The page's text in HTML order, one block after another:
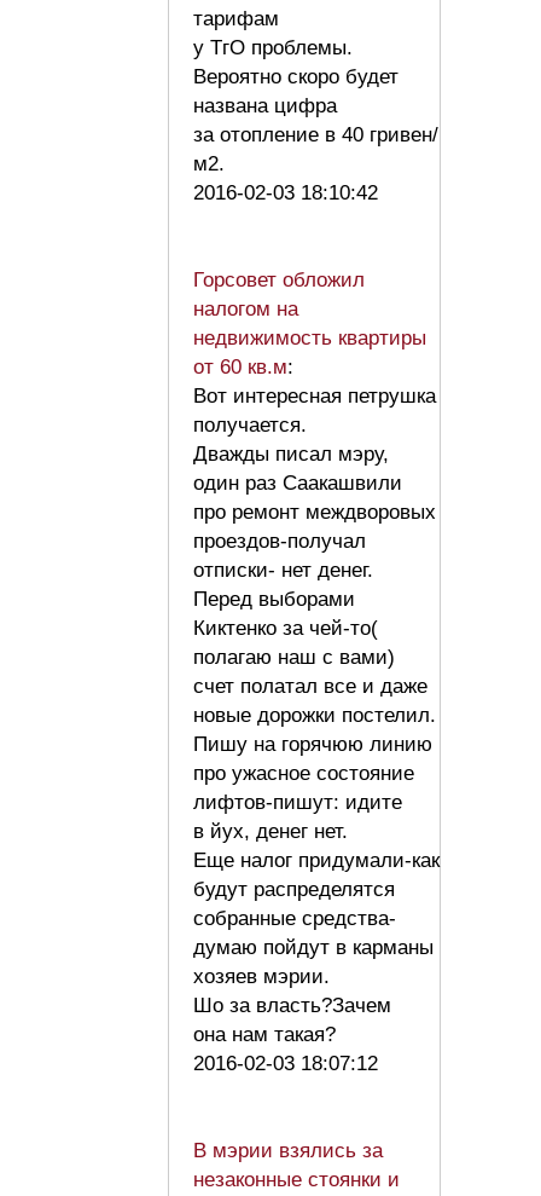
тарифам
у ТгО проблемы.
Вероятно скоро будет
названа цифра
за отопление в 40 гривен/
м2.
2016-02-03 18:10:42
Горсовет обложил
налогом на
недвижимость квартиры
от 60 кв.м:
Вот интересная петрушка
получается.
Дважды писал мэру,
один раз Саакашвили
про ремонт междворовых
проездов-получал
отписки- нет денег.
Перед выборами
Киктенко за чей-то(
полагаю наш с вами)
счет полатал все и даже
новые дорожки постелил.
Пишу на горячюю линию
про ужасное состояние
лифтов-пишут: идите
в йух, денег нет.
Еще налог придумали-как
будут распределятся
собранные средства-
думаю пойдут в карманы
хозяев мэрии.
Шо за власть?Зачем
она нам такая?
2016-02-03 18:07:12
В мэрии взялись за
незаконные стоянки и